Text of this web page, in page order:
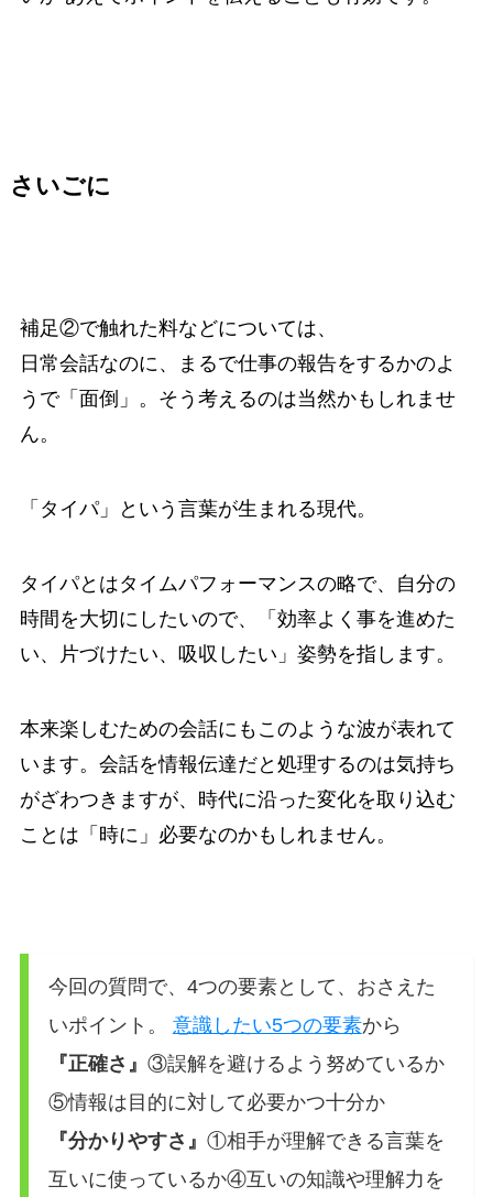
さいごに
補足②で触れた料などについては、
日常会話なのに、まるで仕事の報告をするかのよ
うで「面倒」。そう考えるのは当然かもしれませ
ん。
「タイパ」という言葉が生まれる現代。
タイパとはタイムパフォーマンスの略で、自分の
時間を大切にしたいので、「効率よく事を進めた
い、片づけたい、吸収したい」姿勢を指します。
本来楽しむための会話にもこのような波が表れて
います。会話を情報伝達だと処理するのは気持ち
がざわつきますが、時代に沿った変化を取り込む
ことは「時に」必要なのかもしれません。
今回の質問で、4つの要素として、おさえた
いポイント。 意識したい5つの要素から
『正確さ』 ③誤解を避けるよう努めているか
⑤情報は目的に対して必要かつ十分か
『分かりやすさ』 ①相手が理解できる言葉を
互いに使っているか④互いの知識や理解力を